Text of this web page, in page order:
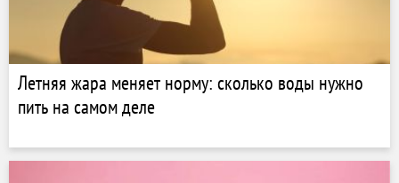
Летняя жара меняет норму: сколько воды нужно
пить на самом деле